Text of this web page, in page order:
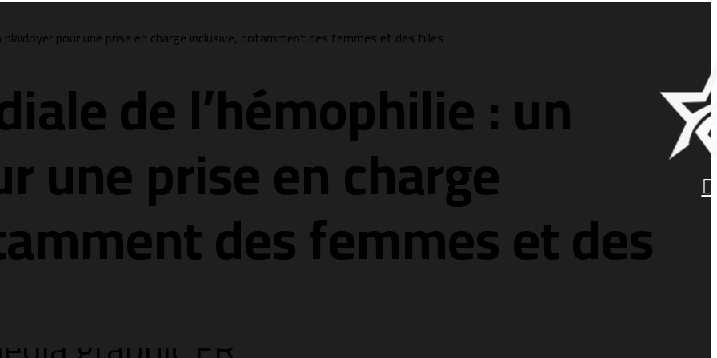
plaidoyer pour une prise en charge inclusive, notamment des femmes et des filles
de l’hémophilie : un
une prise en charge
des femmes et des